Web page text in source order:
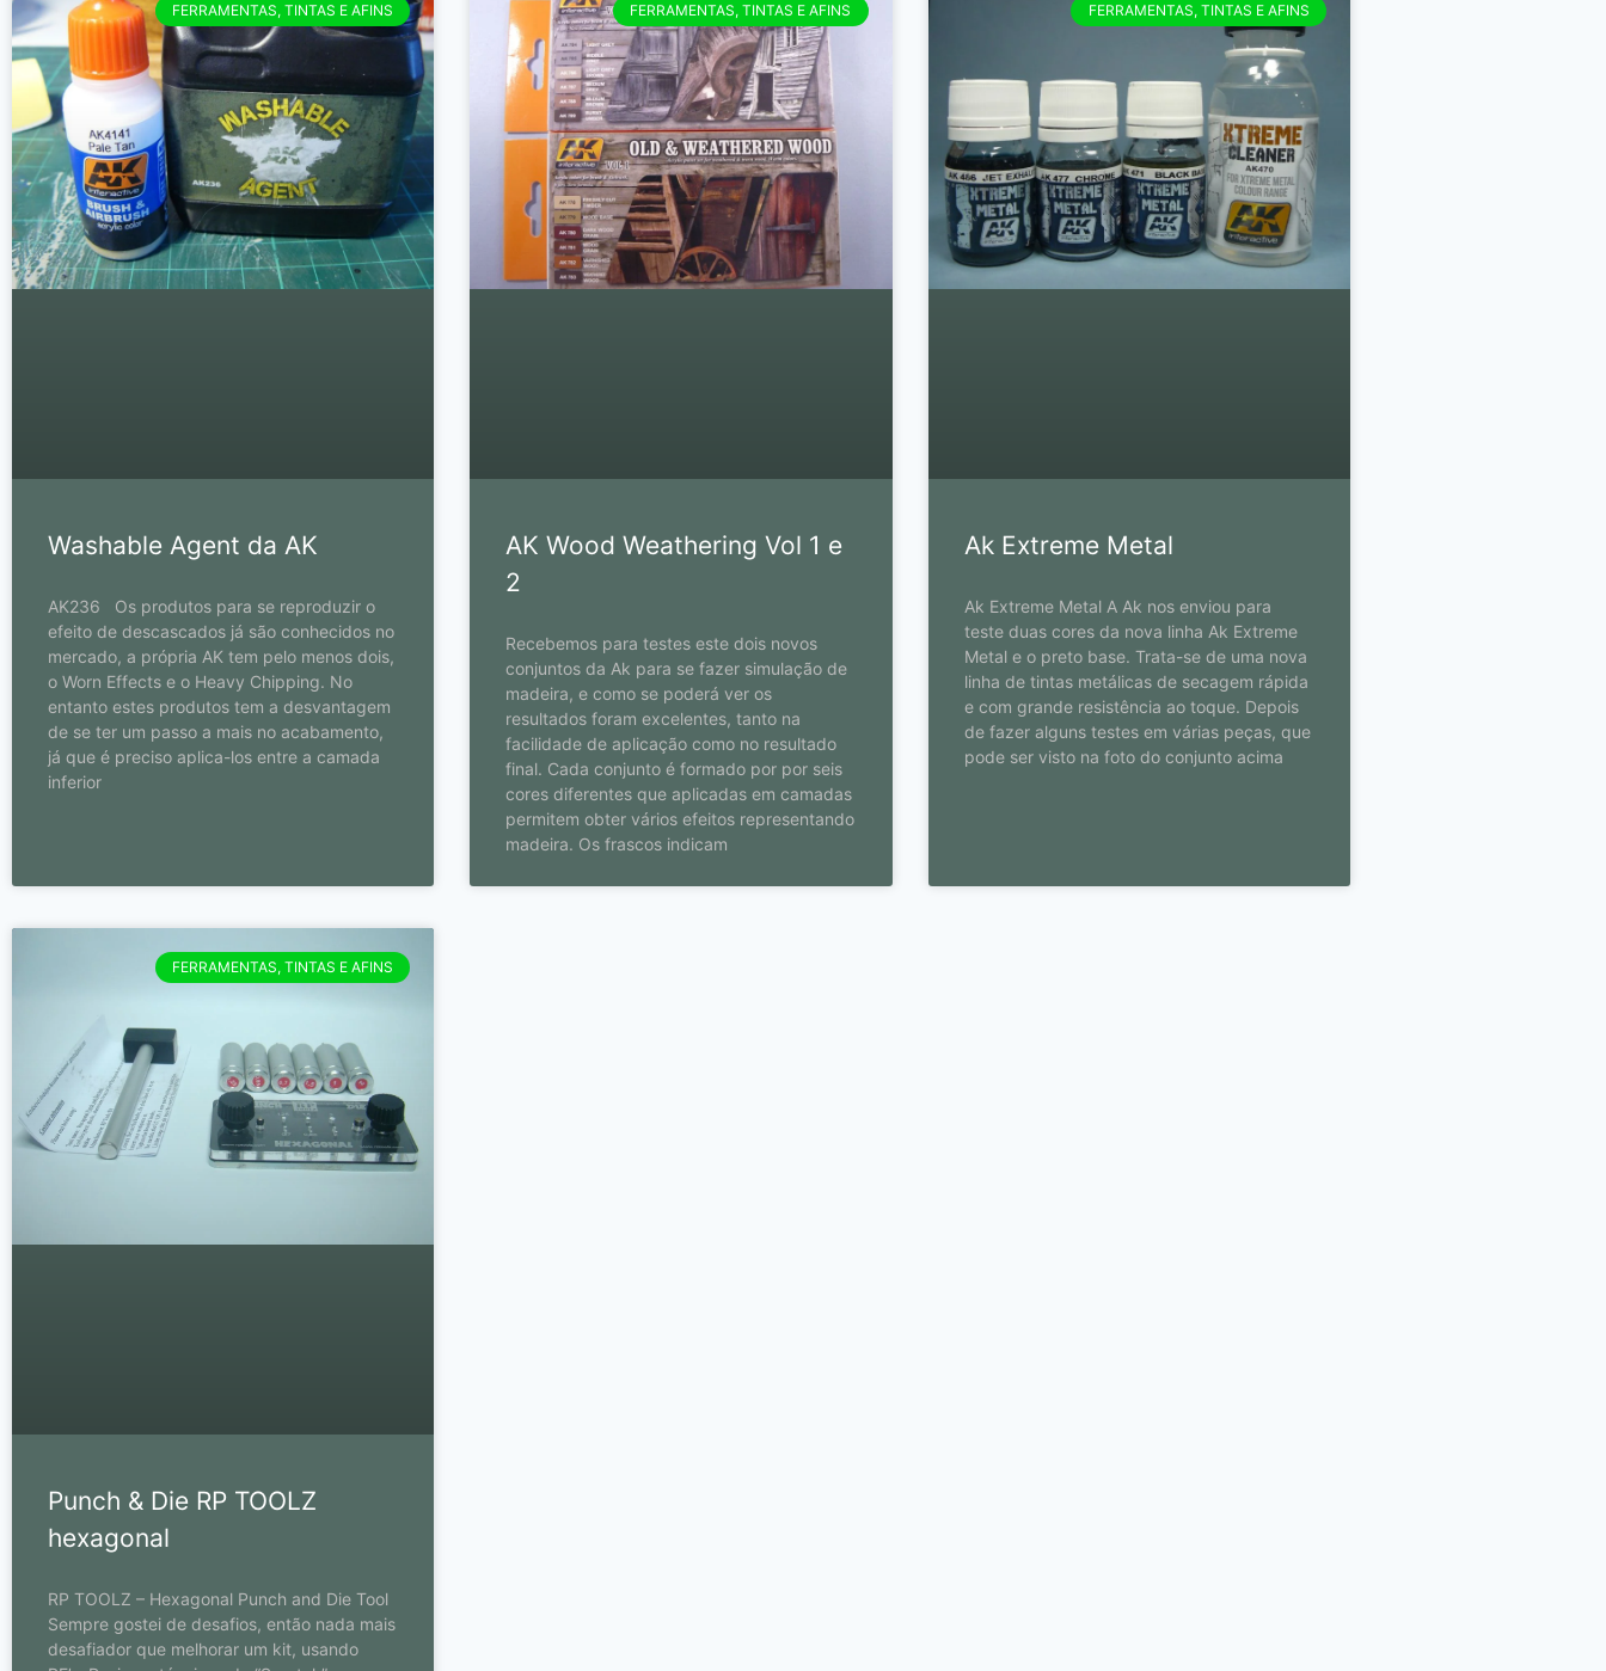
FERRAMENTAS, TINTAS E AFINS
Washable Agent da AK
AK236 Os produtos para se reproduzir o
efeito de descascados já são conhecidos no
mercado, a própria AK tem pelo menos dois,
o Worn Effects e o Heavy Chipping. No
entanto estes produtos tem a desvantagem
de se ter um passo a mais no acabamento,
já que é preciso aplica-los entre a camada
inferior
FERRAMENTAS, TINTAS E AFINS
AK Wood Weathering Vol 1 e
2
Recebemos para testes este dois novos
conjuntos da Ak para se fazer simulação de
madeira, e como se poderá ver os
resultados foram excelentes, tanto na
facilidade de aplicação como no resultado
final. Cada conjunto é formado por por seis
cores diferentes que aplicadas em camadas
permitem obter vários efeitos representando
madeira. Os frascos indicam
FERRAMENTAS, TINTAS E AFINS
Ak Extreme Metal
Ak Extreme Metal A Ak nos enviou para
teste duas cores da nova linha Ak Extreme
Metal e o preto base. Trata-se de uma nova
linha de tintas metálicas de secagem rápida
e com grande resistência ao toque. Depois
de fazer alguns testes em várias peças, que
pode ser visto na foto do conjunto acima
FERRAMENTAS, TINTAS E AFINS
Punch & Die RP TOOLZ
hexagonal
RP TOOLZ – Hexagonal Punch and Die Tool
Sempre gostei de desafios, então nada mais
desafiador que melhorar um kit, usando